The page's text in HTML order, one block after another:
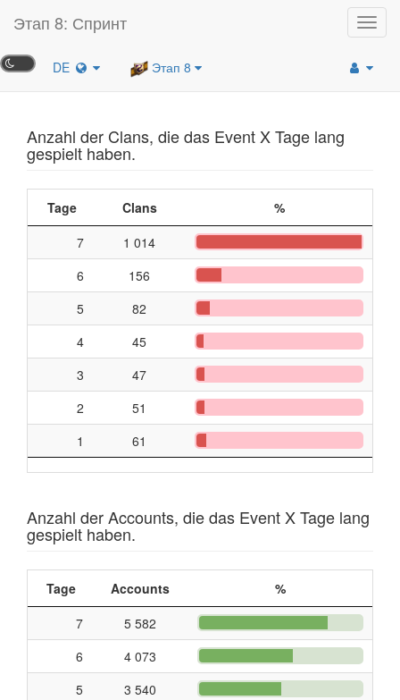
Этап 8: Спринт
DE Этап 8
Anzahl der Clans, die das Event X Tage lang
gespielt haben.
Tage Clans
%
7
1 014
6
156
5
82
4
45
3
47
2
51
1
61
Anzahl der Accounts, die das Event X Tage lang
gespielt haben.
Tage Accounts
%
7
5 582
6
4 073
5
3 540